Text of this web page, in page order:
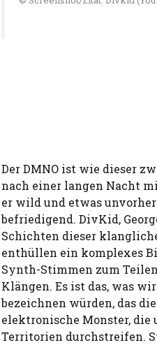
Der DMNO ist wie dieser
nach einer langen Nacht
er wild und etwas
befriedigend. DivKid,
Schichten dieser
enthüllen ein komplexes
Synth-Stimmen zum
Klängen. Es ist das, was
bezeichnen würden, das
elektronische Monster,
Territorien durchstreifen.